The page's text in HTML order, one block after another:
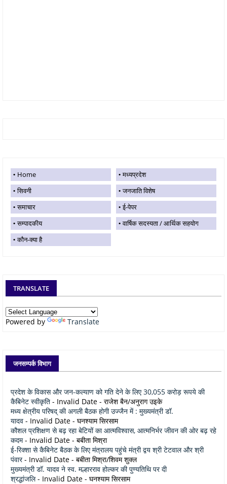
Home
मध्यप्रदेश
सिवनी
जनजाति विशेष
समाचार
ई-पेपर
सम्पादकीय
वार्षिक सदस्यता / आर्थिक सहयोग
कौन-क्या है
TRANSLATE
Powered by Translate
जनसम्पर्क विभाग
प्रदेश के विकास और जन-कल्याण को गति देने के लिए 30,055 करोड़ रूपये की
कैबिनेट स्वीकृति - Invalid Date - राजेश बैन/अनुराग उइके
मध्य क्षेत्रीय परिषद् की अगली बैठक होगी उज्जैन में : मुख्यमंत्री डॉ.
यादव - Invalid Date - घनश्याम सिरसाम
कौशल प्रशिक्षण से बढ़ रहा बेटियों का आत्मविश्वास, आत्मनिर्भर जीवन की ओर बढ़ रहे
कदम- Invalid Date - बबीता मिश्रा
ई-रिक्शा से कैबिनेट बैठक के लिए मंत्रालय पहुंचे मंत्री द्वय श्री टेटवाल और श्री
पंवार- Invalid Date - बबीता मिश्रा/शिवम शुक्ल
मुख्यमंत्री डॉ. यादव ने स्व. मल्हारराव होल्कर की पुण्यतिथि पर दी
श्रद्धांजलि- Invalid Date - घनश्याम सिरसाम